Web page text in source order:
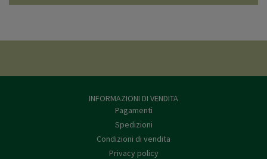
INFORMAZIONI DI VENDITA
Pagamenti
Spedizioni
Condizioni di vendita
Privacy policy